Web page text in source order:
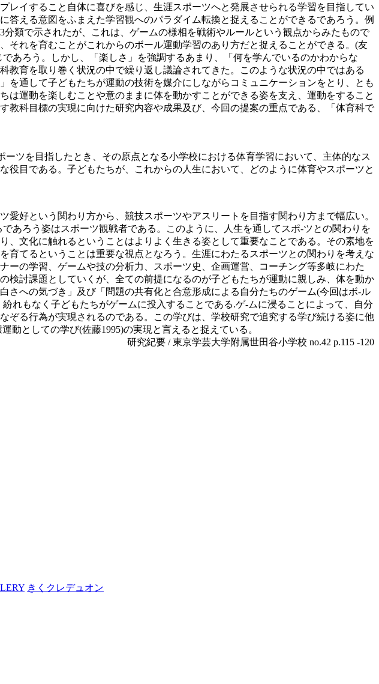
イすること自体に喜びを感じ、生涯スポーツへと発展させられる学習を目指してい
える意図をふまえた学習観へのパラダイム転換と捉えることができるであろう。例
類で示されたが、これは、ゲームの様相を戦術やルールという観点からみたもので
れを育むことがこれからのボール運動学習のあり方だと捉えることができる。(友
あろう。しかし、「楽しさ」を強調するあまり、「何を学んでいるのかわからな
育を取り巻く状況の中で繰り返し議論されてきた。このような状況の中ではある
通して子どもたちが運動の技術を媒介にしながらコミュニケーションをとり、とも
運動を楽しむことや意のままに体を動かすことができる姿を支え、運動をすること
科目標の実現に向けた研究内容や成果及び、今回の提案の重点である、「体育科で
ツを目指したとき、その原点となる小学校における体育学習において、主体的なス
目である。子どもたちが、これからの人生において、どのように体育やスポーツと
好という関わり方から、競技スポーツやアスリートを目指す関わり方まで幅広い。
あろう姿はスポーツ観戦者である。このように、人生を通してスポ-ツとの関わりを
文化に触れるということはよりよく生きる姿として重要なことである。その素地を
てるということは重要な視点となろう。生涯にわたるスポーツとの関わりを考えな
の学習、ゲームや技の分析力、スポーツ史、企画運営、コーチング等多岐にわた
討課題としていくが、全ての前提になるのが子どもたちが運動に親しみ、体を動か
への気づき」及び「問題の共有化と合意形成による自分たちのゲーム(今回はボ-ル
れもなく子どもたちがゲームに投入することである.ゲ-ムに浸ることによって、自分
る行為が実現されるのである。この学びは、学校研究で追究する学び続ける姿に他
動としての学び(佐藤1995)の実現と言えると捉えている。
研究紀要 / 東京学芸大学附属世田谷小学校 no.42 p.115 -120
きくクレデュオン